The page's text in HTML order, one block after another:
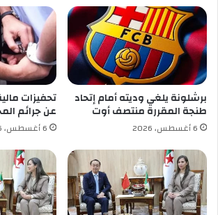
مغربية بقرار “فوقي” وبمباركة
الوحيد: كيف سيتم إخراج هذا “التتويج
بمظهر الانتصار الرياضي النزيه؟
بواسطة نبيل شخاب
ا
ل
ط
ا
ق
ة
ا
ل
ش
م
س
ي
ة
ض
ل
و
ط
ي
ل
ت
ش
غ
ي
ل
ا
برشلونة يلغي وديته أمام إتحاد
طنجة المقررة منتصف أوت
6 أغسطس، 2026
تحفيزات
عن جرائم
6 أغسطس، 2026